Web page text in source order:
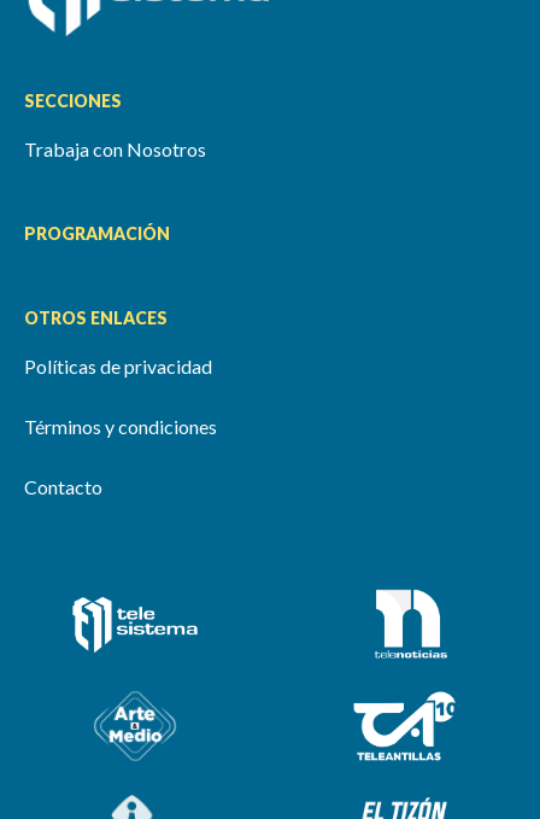
SECCIONES
Trabaja con Nosotros
PROGRAMACIÓN
OTROS ENLACES
Políticas de privacidad
Términos y condiciones
Contacto